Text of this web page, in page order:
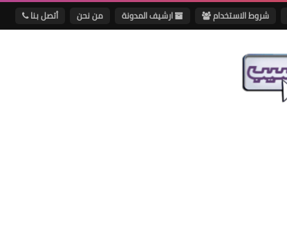
شروط الاستخدام ارشيف المدونة من نحن أتصل بنا